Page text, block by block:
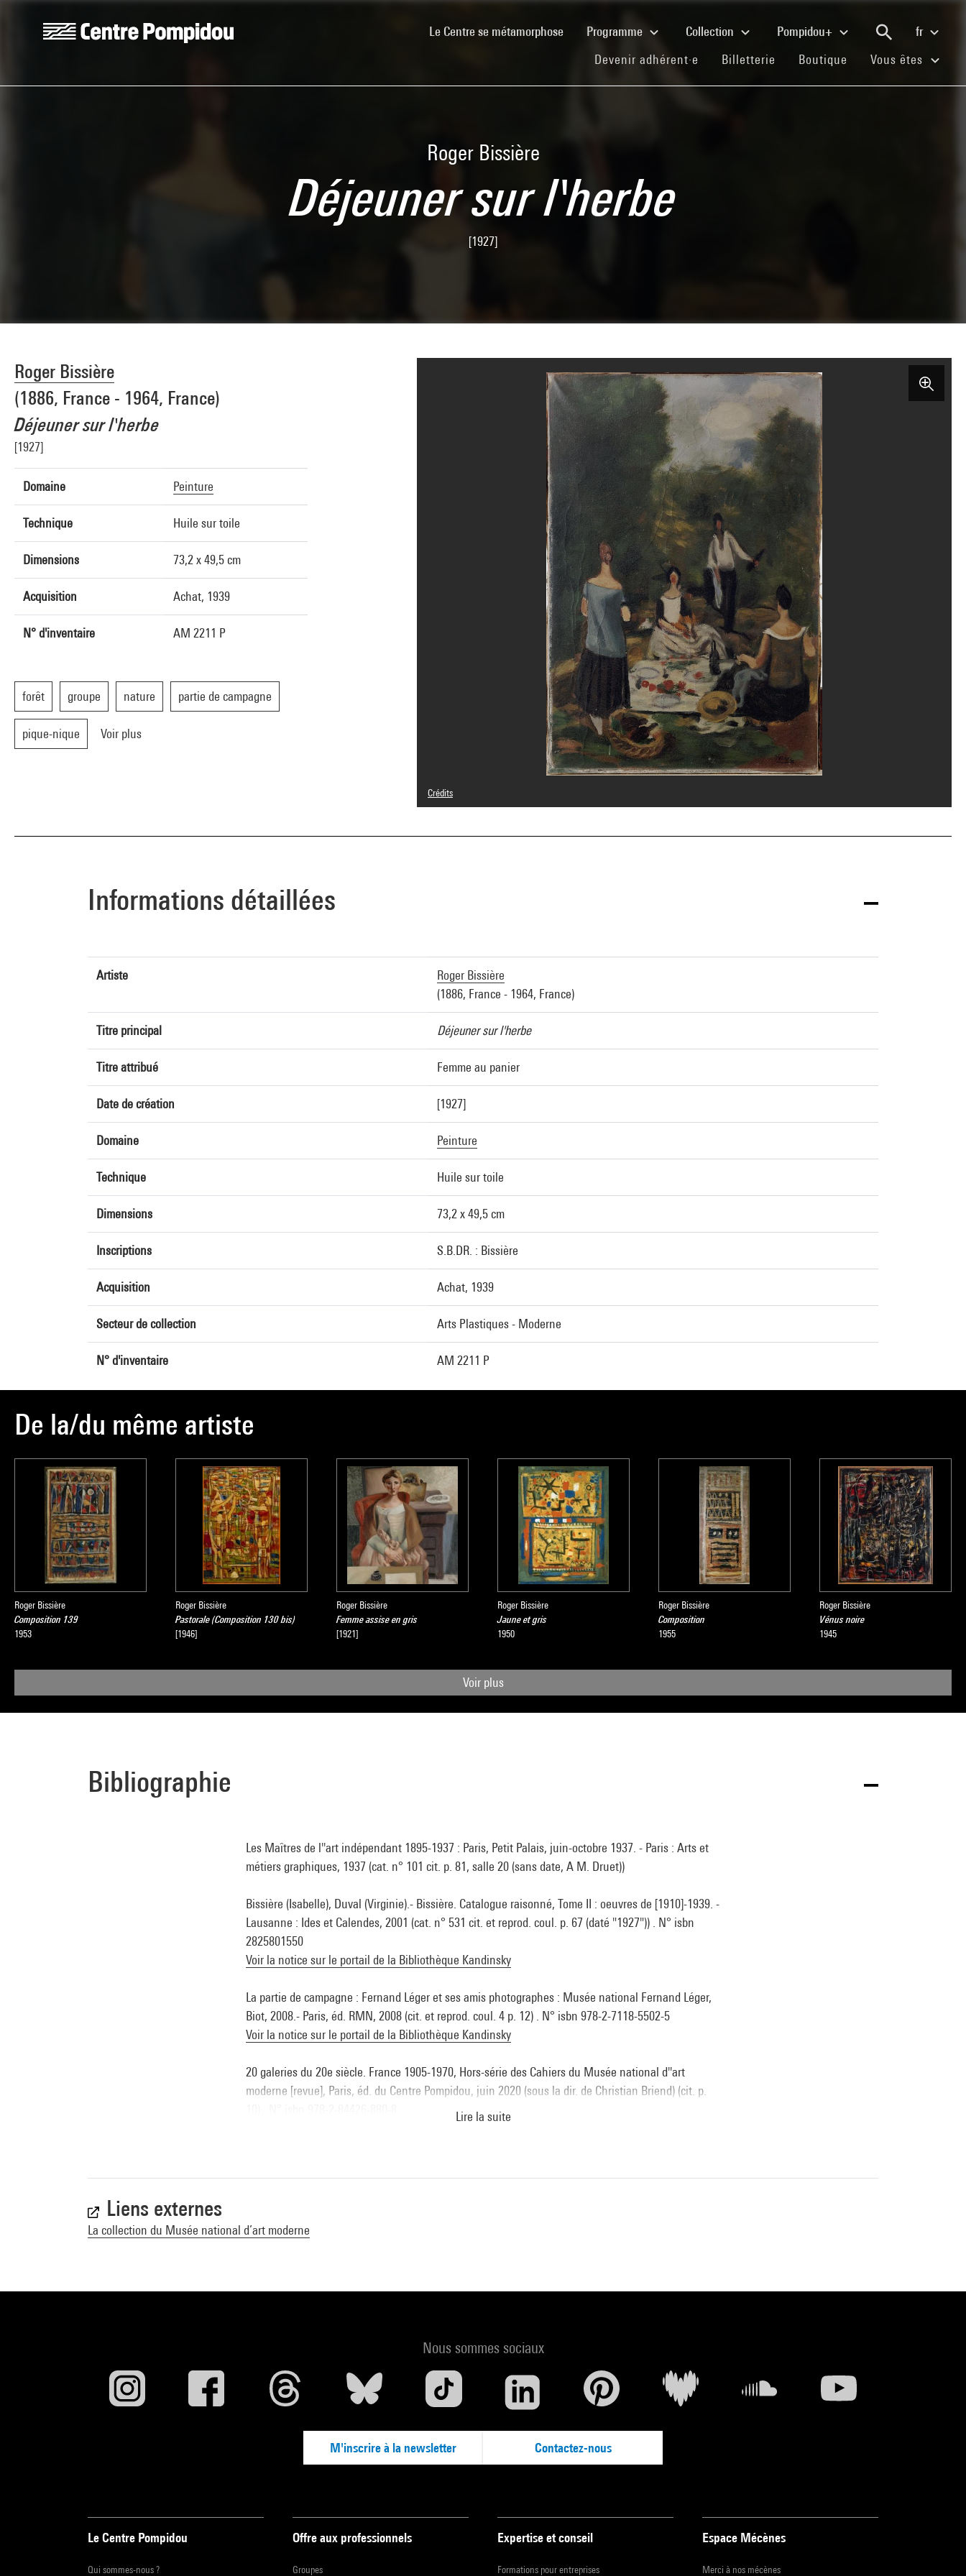
Le Centre se métamorphose(current)Programme Collection Pompidou+
fr
Devenir adhérent·e (current)
Billetterie (current)
Boutique (current)
Vous êtes
Roger Bissière
Déjeuner sur l'herbe
[1927]
Roger Bissière
(1886, France - 1964, France)
Déjeuner sur l'herbe
[1927]
Domaine Peinture
Technique Huile sur toile
Dimensions 73,2 x 49,5 cm
Acquisition Achat, 1939
N° d'inventaire AM 2211 P
forêt groupe nature partie de campagne
pique-nique Voir plus
Crédits
© Adagp, Paris
Réf. image : 4R00281 [1999 CX 0732]
Informations détaillées
Artiste
Roger Bissière
(1886, France - 1964, France)
Titre principal Déjeuner sur l'herbe
Titre attribué Femme au panier
Date de création [1927]
Domaine Peinture
Technique Huile sur toile
Dimensions 73,2 x 49,5 cm
Inscriptions S.B.DR. : Bissière
Acquisition Achat, 1939
Secteur de collection Arts Plastiques - Moderne
N° d'inventaire AM 2211 P
De la/du même artiste
Roger Bissière
Composition 139
1953
Roger Bissière
Pastorale (Composition 130 bis)
[1946]
Roger Bissière
Femme assise en gris
[1921]
Roger Bissière
Jaune et gris
1950
Roger Bissière
Composition
1955
Roger Bissière
Vénus noire
1945
Voir plus
Bibliographie
Les Maîtres de l''art indépendant 1895-1937 : Paris, Petit Palais, juin-octobre 1937. - Paris : Arts et
métiers graphiques, 1937 (cat. n° 101 cit. p. 81, salle 20 (sans date, A M. Druet))
Bissière (Isabelle), Duval (Virginie).- Bissière. Catalogue raisonné, Tome II : oeuvres de [1910]-1939. -
Lausanne : Ides et Calendes, 2001 (cat. n° 531 cit. et reprod. coul. p. 67 (daté "1927")) . N° isbn
2825801550
Voir la notice sur le portail de la Bibliothèque Kandinsky
La partie de campagne : Fernand Léger et ses amis photographes : Musée national Fernand Léger,
Biot, 2008.- Paris, éd. RMN, 2008 (cit. et reprod. coul. 4 p. 12) . N° isbn 978-2-7118-5502-5
Voir la notice sur le portail de la Bibliothèque Kandinsky
20 galeries du 20e siècle. France 1905-1970, Hors-série des Cahiers du Musée national d''art
moderne [revue], Paris, éd. du Centre Pompidou, juin 2020 (sous la dir. de Christian Briend) (cit. p.
Lire la suite
Liens externes
La collection du Musée national d’art moderne
Nous sommes sociaux
M'inscrire à la newsletter Contactez-nous
Le Centre Pompidou
Qui sommes-nous ?
Offre aux professionnels
Groupes
Expertise et conseil
Formations pour entreprises
Espace Mécènes
Merci à nos mécènes